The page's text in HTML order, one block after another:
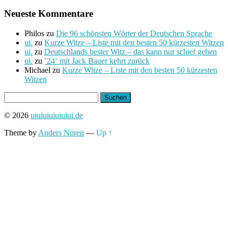
Neueste Kommentare
Philos zu Die 96 schönsten Wörter der Deutschen Sprache
ui. zu Kurze Witze – Liste mit den besten 50 kürzesten Witzen
ui. zu Deutschlands bester Witz – das kann nur schief gehen
ui. zu ’24‘ mit Jack Bauer kehrt zurück
Michael zu Kurze Witze – Liste mit den besten 50 kürzesten
Witzen
nach:
© 2026 uiuiuiuiuiuiui.de
Theme by Anders Noren — Up ↑